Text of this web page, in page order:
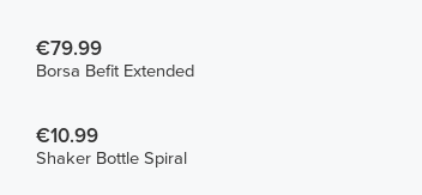
€79.99
Borsa Befit Extended
€10.99
Shaker Bottle Spiral